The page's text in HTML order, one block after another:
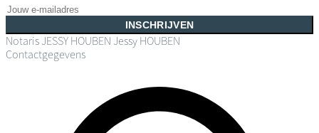
INSCHRIJVEN
Notaris JESSY HOUBEN Jessy HOUBEN
Contactgegevens